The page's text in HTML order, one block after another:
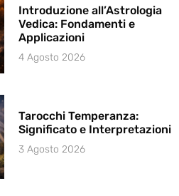
Introduzione all’Astrologia
Vedica: Fondamenti e
Applicazioni
4 Agosto 2026
Tarocchi Temperanza:
Significato e Interpretazioni
3 Agosto 2026